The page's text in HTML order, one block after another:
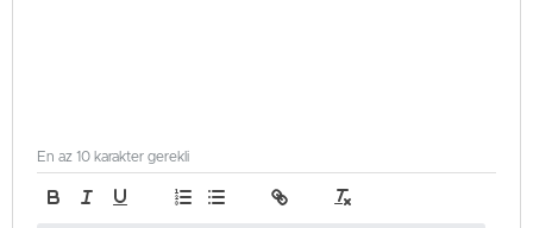
En az 10 karakter gerekli